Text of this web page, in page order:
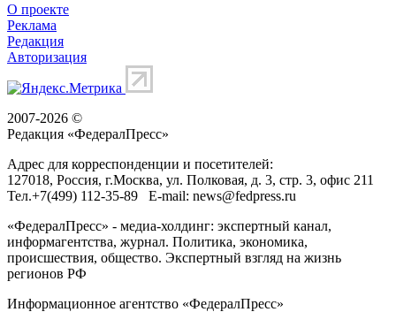
О проекте
Реклама
Редакция
Авторизация
2007-2026 ©
Редакция «ФедералПресс»
Адрес для корреспонденции и посетителей:
127018, Россия, г.Москва, ул. Полковая, д. 3, стр. 3, офис 211
Тел.+7(499) 112-35-89 E-mail: news@fedpress.ru
«ФедералПресс» - медиа-холдинг: экспертный канал,
информагентства, журнал. Политика, экономика,
происшествия, общество. Экспертный взгляд на жизнь
регионов РФ
Информационное агентство «ФедералПресс»